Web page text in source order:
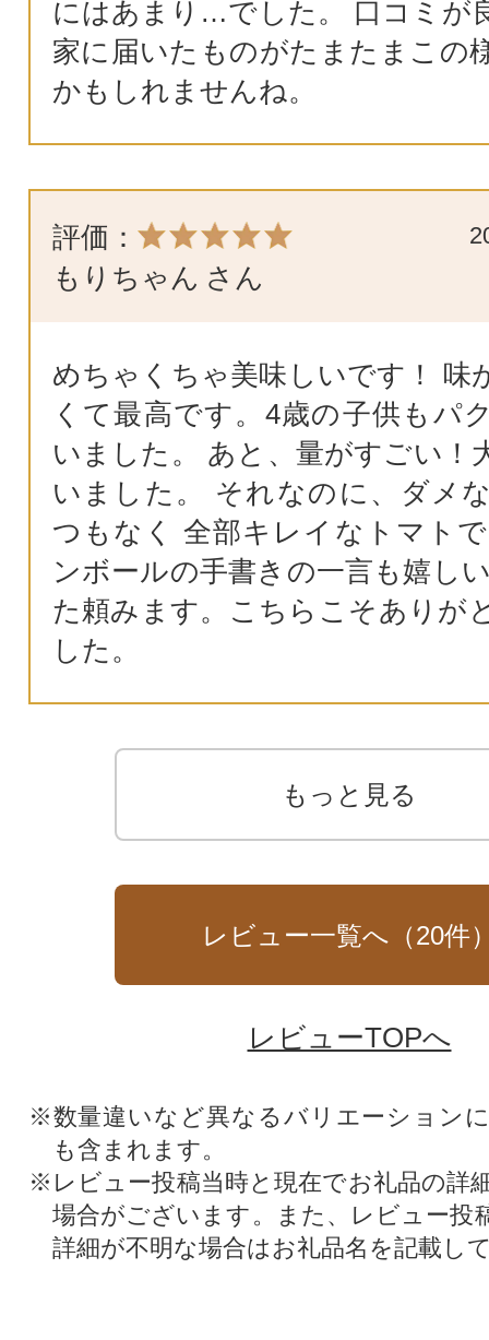
にはあまり…でした。 口コミが
家に届いたものがたまたまこの
かもしれませんね。
評価：
もりちゃん さん
めちゃくちゃ美味しいです！ 味
くて最高です。4歳の子供もパ
いました。 あと、量がすごい！
いました。 それなのに、ダメ
つもなく 全部キレイなトマト
ンボールの手書きの一言も嬉し
た頼みます。こちらこそありが
した。
もっと見る
レビュー一覧へ（20件
レビューTOPへ
※数量違いなど異なるバリエーション
も含まれます。
※レビュー投稿当時と現在でお礼品の詳
場合がございます。また、レビュー投
詳細が不明な場合はお礼品名を記載し